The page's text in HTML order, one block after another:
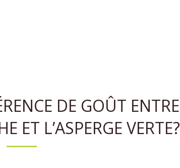
DE GOÛT ENTRE
ET L’ASPERGE VERTE?